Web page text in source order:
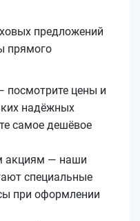
предложений
прямого
посмотрите цены и
надёжных
самое дешёвое
акциям — наши
специальные
при оформлении